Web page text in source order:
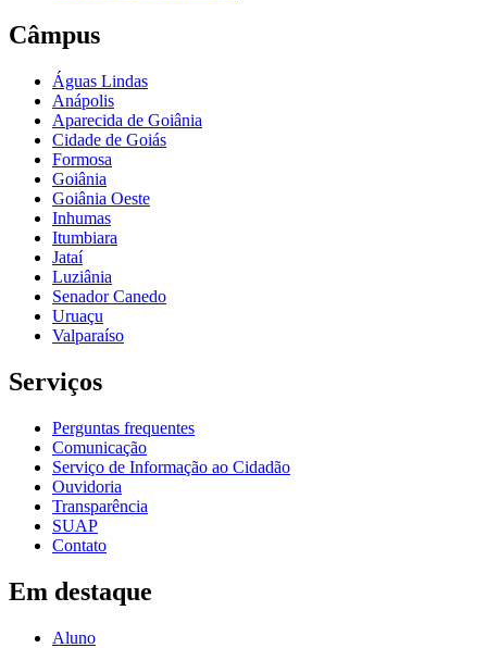
Câmpus
Águas Lindas
Anápolis
Aparecida de Goiânia
Cidade de Goiás
Formosa
Goiânia
Goiânia Oeste
Inhumas
Itumbiara
Jataí
Luziânia
Senador Canedo
Uruaçu
Valparaíso
Serviços
Perguntas frequentes
Comunicação
Serviço de Informação ao Cidadão
Ouvidoria
Transparência
SUAP
Contato
Em destaque
Aluno